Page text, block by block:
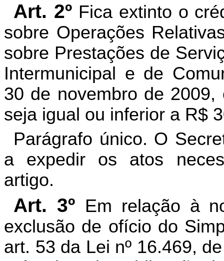
Art. 2º Fica extinto o
sobre Operações
sobre Prestações de
Intermunicipal e de
30 de novembro de
seja igual ou inferior a R$
Parágrafo único. O
a expedir os atos
artigo.
Art. 3º Em relação à
exclusão de ofício do
art. 53 da Lei nº 16.469,